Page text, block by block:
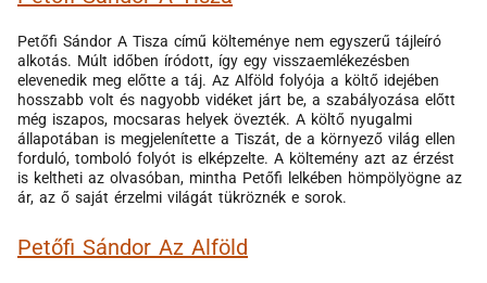
Petőfi Sándor A Tisza című költeménye nem egyszerű tájleíró
alkotás. Múlt időben íródott, így egy visszaemlékezésben
elevenedik meg előtte a táj. Az Alföld folyója a költő idejében
hosszabb volt és nagyobb vidéket járt be, a szabályozása előtt
még iszapos, mocsaras helyek övezték. A költő nyugalmi
állapotában is megjelenítette a Tiszát, de a környező világ ellen
forduló, tomboló folyót is elképzelte. A költemény azt az érzést
is keltheti az olvasóban, mintha Petőfi lelkében hömpölyögne az
ár, az ő saját érzelmi világát tükröznék e sorok.
Petőfi Sándor Az Alföld